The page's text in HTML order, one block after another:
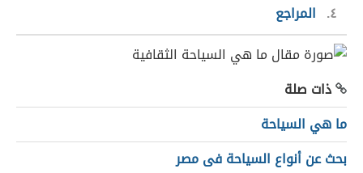
٤
المراجع
ذات صلة
ما هي السياحة
بحث عن أنواع السياحة فى مصر